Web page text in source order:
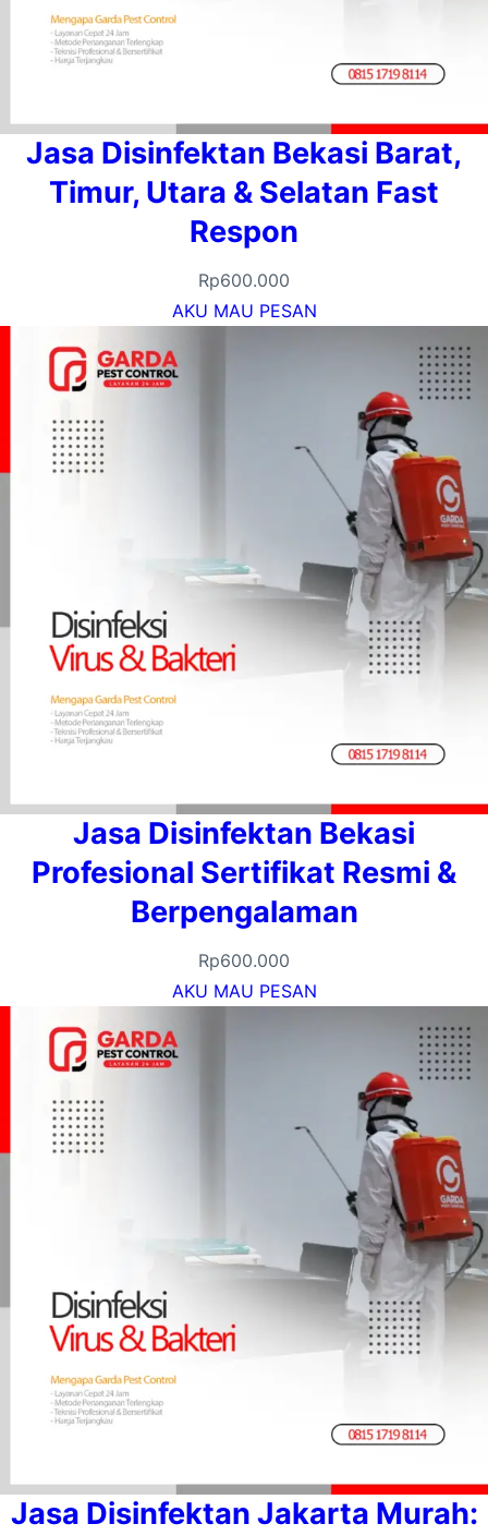
Jasa Disinfektan Bekasi Barat,
Timur, Utara & Selatan Fast
Respon
Rp600.000
AKU MAU PESAN
Jasa Disinfektan Bekasi
Profesional Sertifikat Resmi &
Berpengalaman
Rp600.000
AKU MAU PESAN
Jasa Disinfektan Jakarta Murah: